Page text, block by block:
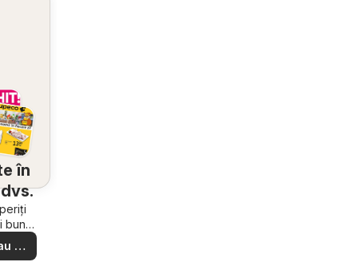
în
bune
–
să